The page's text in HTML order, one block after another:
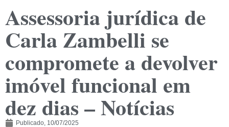
Assessoria jurídica de
Carla Zambelli se
compromete a devolver
imóvel funcional em
dez dias – Notícias
Publicado, 10/07/2025